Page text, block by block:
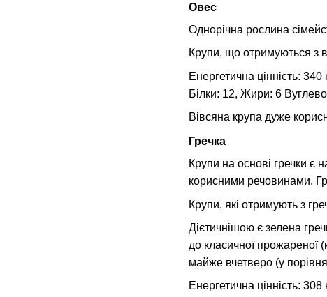
Овес
Однорічна рослина
Крупи, що отримуються з
Енергетична цінність: 340
Білки: 12, Жири: 6
Вівсяна крупа дуже
Гречка
Крупи на основі гречки є
корисними речовинами.
Крупи, які отримують з
Дієтичнішою є зелена
до класичної прожареної
майже вчетверо (у
Енергетична цінність: 308